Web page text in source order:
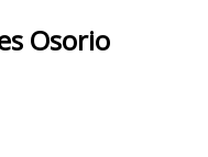
Osorio